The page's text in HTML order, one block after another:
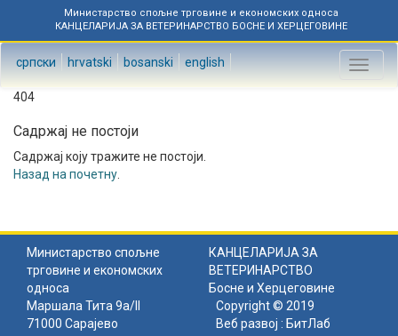
Министарство спољне трговине и економских односа
КАНЦЕЛАРИЈА ЗА ВЕТЕРИНАРСТВО БОСНЕ И ХЕРЦЕГОВИНЕ
српски hrvatski bosanski english
Toggle
404
Садржај не постоји
Садржај коју тражите не постоји.
Назад на почетну
Министарство спољне
трговине и економских
односа
КАНЦЕЛАРИЈА ЗА
ВЕТЕРИНАРСТВО
Босне и Херцеговине
Маршала Тита 9а/II
71000 Сарајево
Copyright © 2019
Веб развој : БитЛаб